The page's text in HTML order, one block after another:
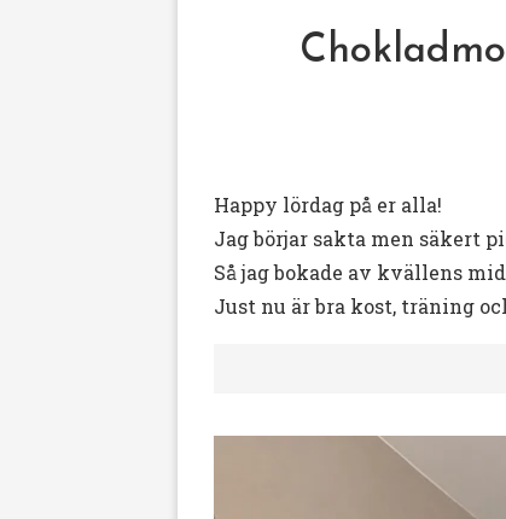
Happy lördag på er alla!
Jag börjar sakta men säkert
Så jag bokade av kvällens
Just nu är bra kost, träning